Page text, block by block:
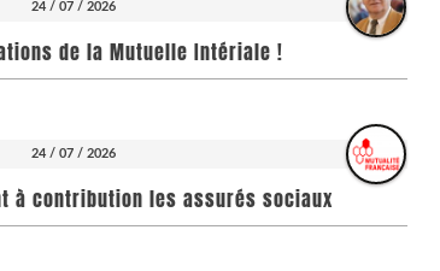
24 / 07 / 2026
de la Mutuelle Intériale !
24 / 07 / 2026
à contribution les assurés sociaux